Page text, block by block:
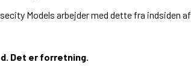
Models arbejder med dette fra indsiden
Det er forretning.